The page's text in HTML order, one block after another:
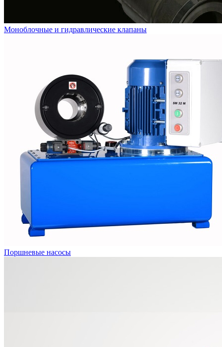
Моноблочные и гидравлические клапаны
Поршневые насосы